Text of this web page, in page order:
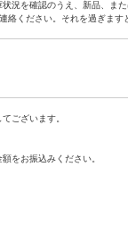
況を確認のうえ、新品、ま
絡ください。それを過ぎま
ございます。
をお振込みください。